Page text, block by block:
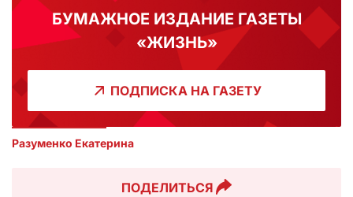
БУМАЖНОЕ ИЗДАНИЕ ГАЗЕТЫ
«ЖИЗНЬ»
ПОДПИСКА НА ГАЗЕТУ
Разуменко Екатерина
ПОДЕЛИТЬСЯ